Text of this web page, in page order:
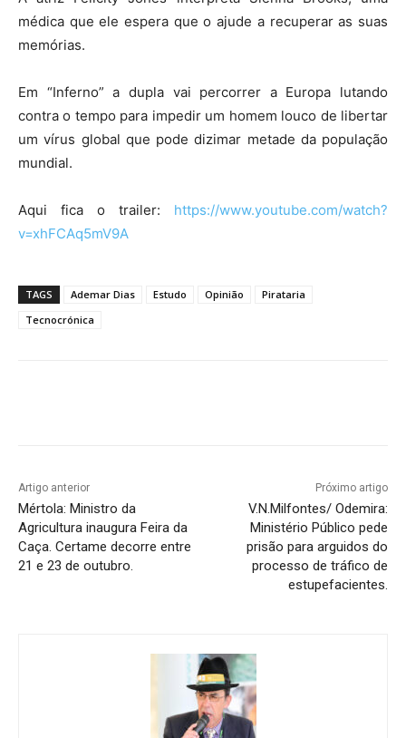
médica que ele espera que o ajude a recuperar as suas
memórias.
Em “Inferno” a dupla vai percorrer a Europa lutando
contra o tempo para impedir um homem louco de libertar
um vírus global que pode dizimar metade da população
mundial.
Aqui fica o trailer: https://www.youtube.com/watch?
v=xhFCAq5mV9A
TAGS Ademar Dias Estudo Opinião
Pirataria
Tecnocrónica
Artigo anterior
Mértola: Ministro da
Agricultura inaugura Feira da
Caça. Certame decorre entre
21 e 23 de outubro.
Próximo artigo
V.N.Milfontes/ Odemira:
Ministério Público pede
prisão para arguidos do
processo de tráfico de
estupefacientes.